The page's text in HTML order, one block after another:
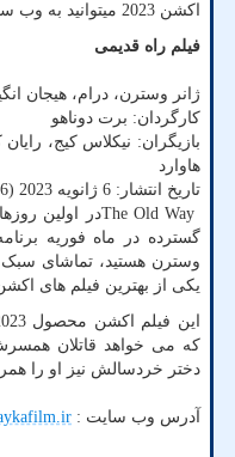
اکشن 2023 میتوانید به وب سایت
فیلم راه قدیمی
ژانر وسترن، درام، هیجان
کارگردان: برت دوناهو
بازیگران: نیکلاس کیج،
هاوارد
تاریخ انتشار: 6 ژانویه 2023 (16 ژانویه 1401)
The Old Wayدر اولین
گسترده در ماه فوریه
وسترن هستید، تماشای سبک
یکی از بهترین فیلم های اکشن سال
که می خواهد قاتلان
دختر خردسالش نیز او را
آدرس وب سایت :